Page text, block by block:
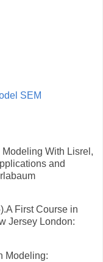
SEM
With Lisrel,
and
First Course in
Jersey London:
Modeling: